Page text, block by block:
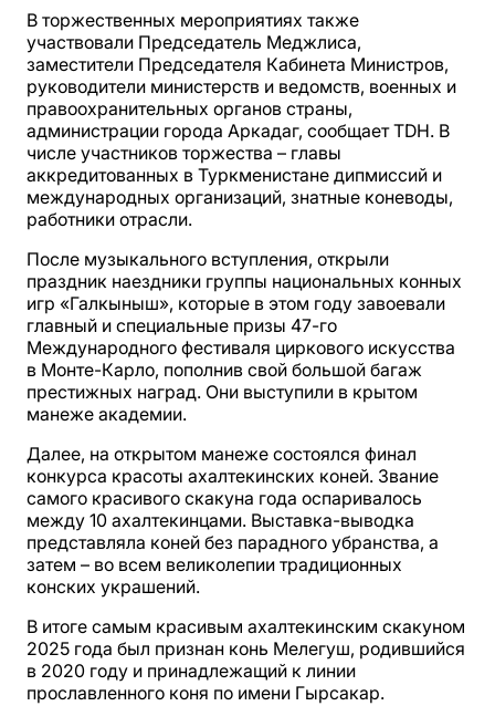
В торжественных мероприятиях также
участвовали Председатель Меджлиса,
заместители Председателя Кабинета Министров,
руководители министерств и ведомств, военных и
правоохранительных органов страны,
администрации города Аркадаг, сообщает TDH. В
числе участников торжества – главы
аккредитованных в Туркменистане дипмиссий и
международных организаций, знатные коневоды,
работники отрасли.
После музыкального вступления, открыли
праздник наездники группы национальных конных
игр «Галкыныш», которые в этом году завоевали
главный и специальные призы 47-го
Международного фестиваля циркового искусства
в Монте-Карло, пополнив свой большой багаж
престижных наград. Они выступили в крытом
манеже академии.
Далее, на открытом манеже состоялся финал
конкурса красоты ахалтекинских коней. Звание
самого красивого скакуна года оспаривалось
между 10 ахалтекинцами. Выставка-выводка
представляла коней без парадного убранства, а
затем – во всем великолепии традиционных
конских украшений.
В итоге самым красивым ахалтекинским скакуном
2025 года был признан конь Мелегуш, родившийся
в 2020 году и принадлежащий к линии
прославленного коня по имени Гырсакар.